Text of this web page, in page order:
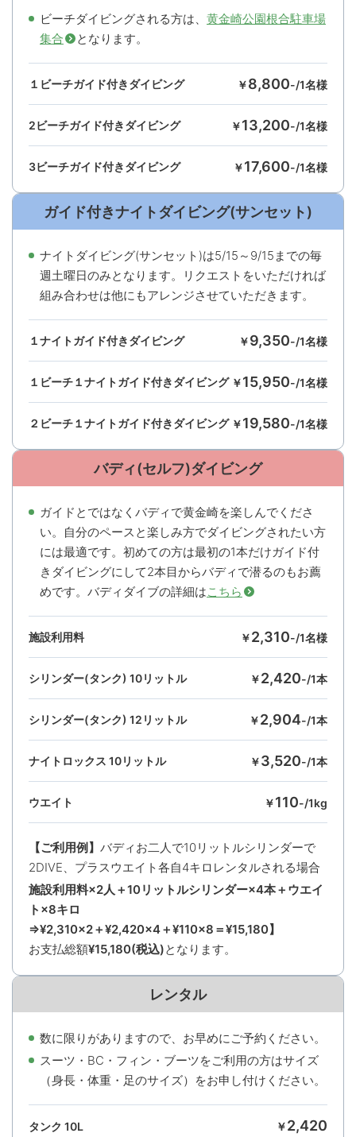
ビーチダイビングされる方は、 黄金崎公園根合駐車場
集合
となります。
１ビーチガイド付きダイビング ￥8,800-/1名様
2ビーチガイド付きダイビング ￥13,200-/1名様
3ビーチガイド付きダイビング ￥17,600-/1名様
ガイド付きナイトダイビング(サンセット)
ナイトダイビング(サンセット)は5/15～9/15までの毎
週土曜日のみとなります。リクエストをいただければ
組み合わせは他にもアレンジさせていただきます。
１ナイトガイド付きダイビング ￥9,350-/1名様
１ビーチ１ナイトガイド付きダイビング ￥15,950-/1名様
２ビーチ１ナイトガイド付きダイビング ￥19,580-/1名様
バディ(セルフ)ダイビング
ガイドとではなくバディで黄金崎を楽しんでくださ
い。自分のペースと楽しみ方でダイビングされたい方
には最適です。初めての方は最初の1本だけガイド付
きダイビングにして2本目からバディで潜るのもお薦
めです。バディダイブの詳細はこちら
施設利用料 ￥2,310-/1名様
シリンダー(タンク) 10リットル ￥2,420-/1本
シリンダー(タンク) 12リットル ￥2,904-/1本
ナイトロックス 10リットル ￥3,520-/1本
ウエイト ￥110-/1kg
【ご利用例】 バディお二人で10リットルシリンダーで
2DIVE、プラスウエイト各自4キロレンタルされる場合
施設利用料×2人＋10リットルシリンダー×4本＋ウエイ
ト×8キロ
⇒¥2,310×2＋¥2,420×4＋¥110×8＝¥15,180】
お支払総額¥15,180(税込)となります。
レンタル
数に限りがありますので、お早めにご予約ください。
スーツ・BC・フィン・ブーツをご利用の方はサイズ
（身長・体重・足のサイズ）をお申し付けください。
タンク 10L ￥2,420